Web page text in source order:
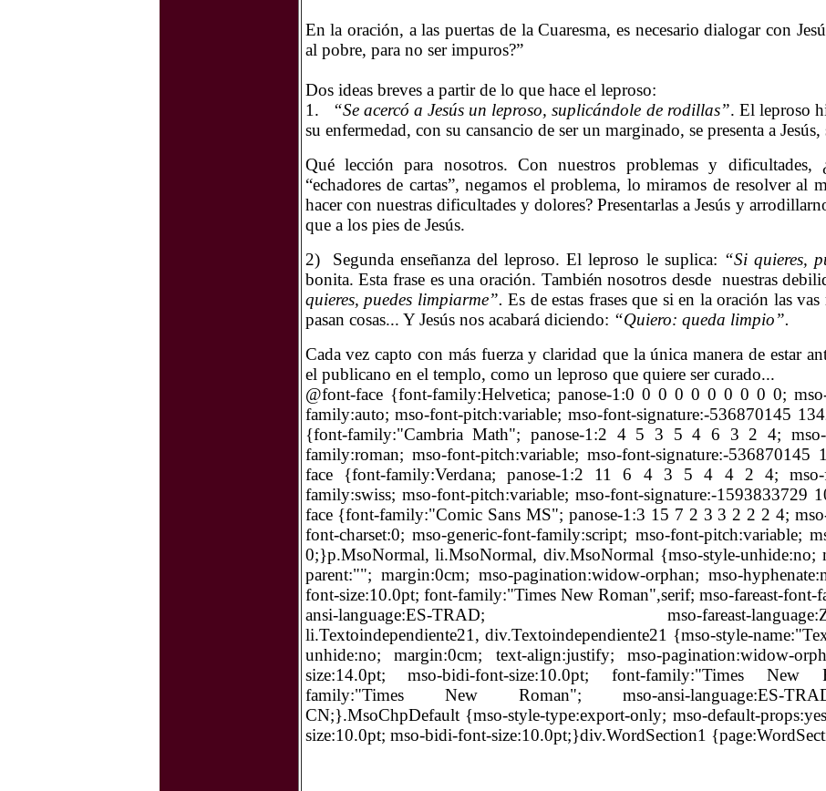
En la oración, a las puertas de la Cuaresma, es necesario dialogar con
al pobre, para no ser impuros?”
Dos ideas breves a partir de lo que hace el leproso:
1.
“Se acercó a Jesús un leproso, suplicándole de rodillas”. El leproso
su enfermedad, con su cansancio de ser un marginado, se presenta a
Qué lección para nosotros. Con nuestros problemas y dificultades,
“echadores de cartas”, negamos el problema, lo miramos de resolver al
hacer con nuestras dificultades y dolores? Presentarlas a Jesús y
que a los pies de Jesús.
2)
Segunda enseñanza del leproso. El leproso le suplica: “Si quieres,
bonita. Esta frase es una oración. También nosotros desde nuestras
quieres, puedes limpiarme”. Es de estas frases que si en la oración las
pasan cosas... Y Jesús nos acabará diciendo: “Quiero: queda limpio”.
Cada vez capto con más fuerza y claridad que la única manera de estar
el publicano en el templo, como un leproso que quiere ser curado...
@font-face {font-family:Helvetica; panose-1:0 0 0 0 0 0 0 0 0 0; mso-
family:auto; mso-font-pitch:variable; mso-font-signature:-536870145
{font-family:"Cambria Math"; panose-1:2 4 5 3 5 4 6 3 2 4; mso-
family:roman; mso-font-pitch:variable; mso-font-signature:-
face {font-family:Verdana; panose-1:2 11 6 4 3 5 4 4 2 4; mso-
family:swiss; mso-font-pitch:variable; mso-font-signature:-
face {font-family:"Comic Sans MS"; panose-1:3 15 7 2 3 3 2 2 2 4;
font-charset:0; mso-generic-font-family:script; mso-font-pitch:variable;
0;}p.MsoNormal, li.MsoNormal, div.MsoNormal {mso-style-unhide:no;
parent:""; margin:0cm; mso-pagination:widow-orphan; mso-
font-size:10.0pt; font-family:"Times New Roman",serif; mso-fareast-
ansi-language:ES-TRAD; mso-fareast-language:ZH-
li.Textoindependiente21, div.Textoindependiente21 {mso-style-
unhide:no; margin:0cm; text-align:justify; mso-pagination:widow-
size:14.0pt; mso-bidi-font-size:10.0pt; font-family:"Times New
family:"Times New Roman"; mso-ansi-language:ES-
CN;}.MsoChpDefault {mso-style-type:export-only; mso-default-
size:10.0pt; mso-bidi-font-size:10.0pt;}div.WordSection1